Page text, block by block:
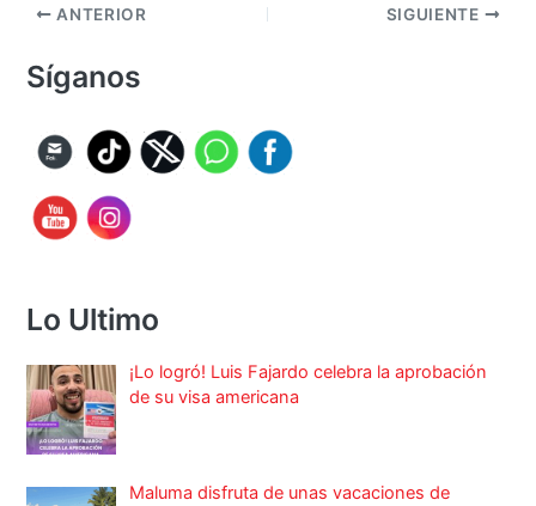
ANTERIOR SIGUIENTE
Síganos
Lo Ultimo
¡Lo logró! Luis Fajardo celebra la aprobación
de su visa americana
Maluma disfruta de unas vacaciones de